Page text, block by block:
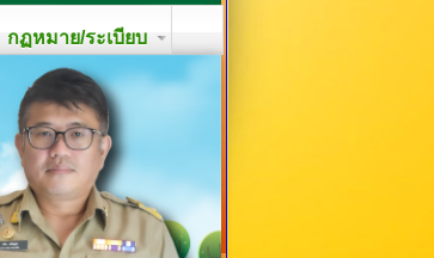
กฏหมาย/ระเบียบ